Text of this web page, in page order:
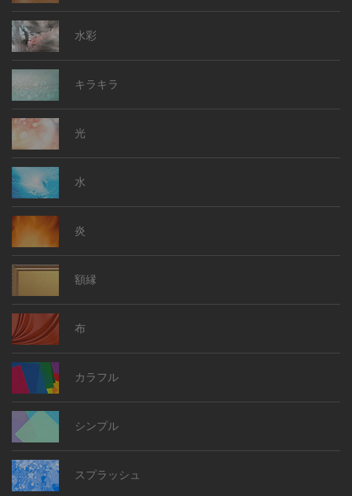
水彩
キラキラ
光
水
炎
額縁
布
カラフル
シンプル
スプラッシュ